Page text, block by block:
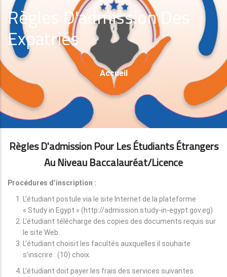
Règles D'admission Des
Expatriés
Fil
D'Ariane
Accueil
Règles D'admission Pour Les Étudiants Étrangers
Au Niveau Baccalauréat/licence
Procédures d’inscription :
L'étudiant postule via le site Internet de la plateforme
« Study in Egypt » (http://admission.study-in-egypt.gov.eg)
L'étudiant télécharge des copies des documents requis sur
le site Web.
L'étudiant choisit les facultés auxquelles il souhaite
s’inscrire : (10) choix.
L'étudiant doit payer les frais des services suivantes